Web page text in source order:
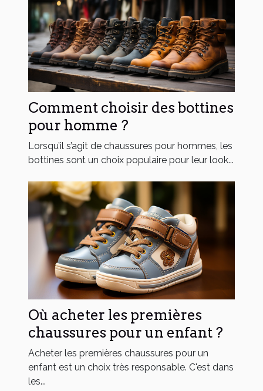
Comment choisir des bottines
pour homme ?
Lorsqu’il s’agit de chaussures pour hommes, les
bottines sont un choix populaire pour leur look...
Où acheter les premières
chaussures pour un enfant ?
Acheter les premières chaussures pour un
enfant est un choix très responsable. C'est dans
les...